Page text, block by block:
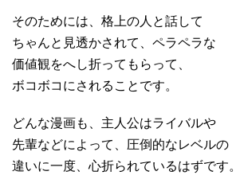
そのためには、格上の人と話して
ちゃんと見透かされて、ペラペラな
価値観をへし折ってもらって、
ボコボコにされることです。
どんな漫画も、主人公はライバルや
先輩などによって、圧倒的なレベルの
違いに一度、心折られているはずです。